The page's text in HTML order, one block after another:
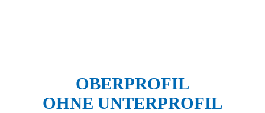
OBERPROFIL
OHNE UNTERPROFIL